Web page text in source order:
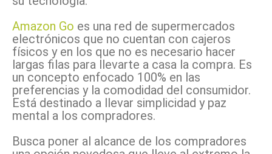
Amazon Go es una red de supermercados
electrónicos que no cuentan con cajeros
físicos y en los que no es necesario hacer
largas filas para llevarte a casa la compra. Es
un concepto enfocado 100% en las
preferencias y la comodidad del consumidor.
Está destinado a llevar simplicidad y paz
mental a los compradores.
Busca poner al alcance de los compradores